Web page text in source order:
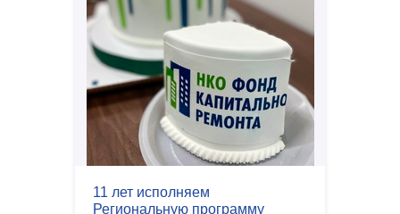
11 лет исполняем
Региональную программу